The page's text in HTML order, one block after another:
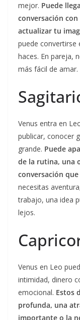
mejor. Puede
conversación
actualizar tu
puede convertirse
haces. En pareja,
más fácil de amar.
Venus entra en
publicar, conocer
grande. Puede
de la rutina, una
conversación
necesitas
trabajo, una idea
lejos.
Venus en Leo
intimidad, dinero
emocional. Estos
profunda, una
importante o la